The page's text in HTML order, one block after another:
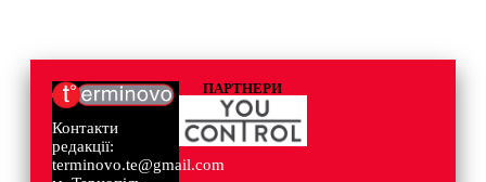
Контакти
редакції:
terminovo.te@gmail.com
ПАРТНЕРИ